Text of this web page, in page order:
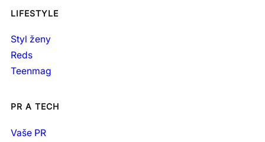
LIFESTYLE
Styl ženy
Reds
Teenmag
PR A TECH
Vaše PR